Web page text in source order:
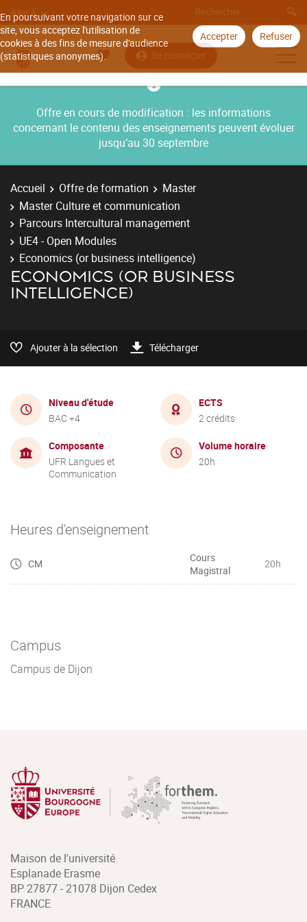
En poursuivant votre navigation sur ce
site, vous acceptez l'utilisation de
cookies à des fins de mesure d'audience
(statistiques anonymes).
Accepter Refuser
Aller à
Se connecter
Offre en cours de modification : les informations
concernant le contenu des enseignements peuvent évoluer
jusqu’au 30 septembre
Accueil Offre de formation
Master
Master Culture et communication
Parcours Intercultural management
UE4 - Open Modules
Economics (or business intelligence)
ECONOMICS (OR BUSINESS
INTELLIGENCE)
Ajouter à la sélection Télécharger
Niveau d'étude
BAC +4
ECTS
2 crédits
Composante
UFR Langues et
Communication
Volume horaire
20h
Heures d'enseignement
CM
Cours
Magistral
20h
Campus
Campus de Dijon
Maison de l'université
Esplanade Erasme
BP 27877 - 21078 Dijon Cedex
FRANCE